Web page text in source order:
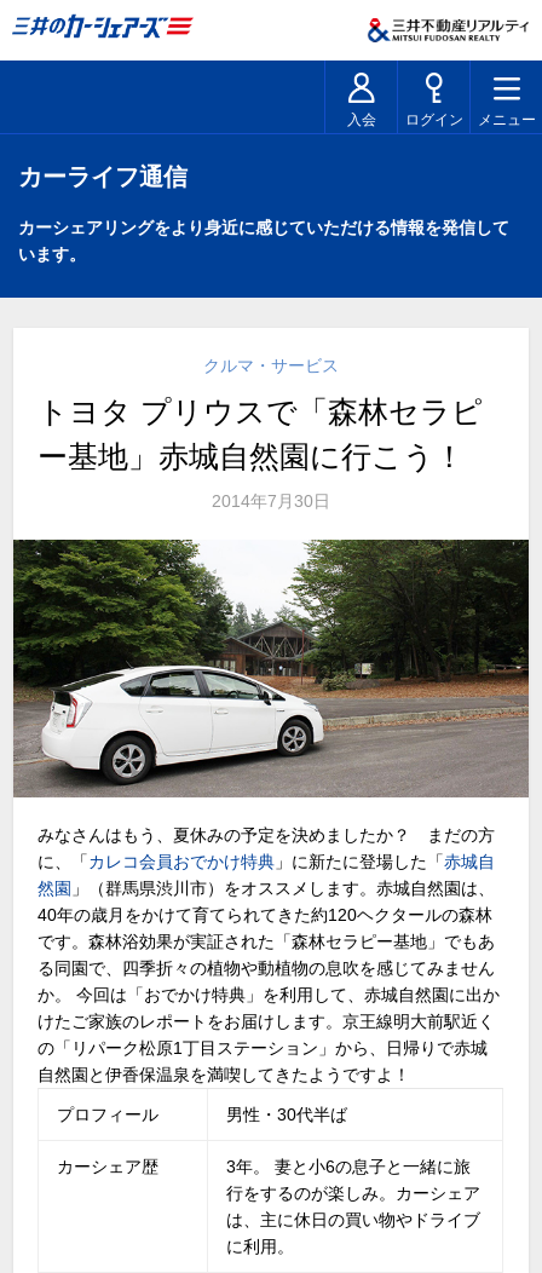
入会 ログイン メニュー
カーライフ通信
カーシェアリングをより身近に感じていただける情報を発信して
います。
クルマ・サービス
トヨタ プリウスで「森林セラピ
ー基地」赤城自然園に行こう！
2014年7月30日
みなさんはもう、夏休みの予定を決めましたか？ まだの方
に、「カレコ会員おでかけ特典 」に新たに登場した「赤城自
然園 」（群馬県渋川市）をオススメします。赤城自然園は、
40年の歳月をかけて育てられてきた約120ヘクタールの森林
です。森林浴効果が実証された「森林セラピー基地」でもあ
る同園で、四季折々の植物や動植物の息吹を感じてみません
か。 今回は「おでかけ特典」を利用して、赤城自然園に出か
けたご家族のレポートをお届けします。京王線明大前駅近く
の「リパーク松原1丁目ステーション」から、日帰りで赤城
自然園と伊香保温泉を満喫してきたようですよ！
プロフィール 男性・30代半ば
カーシェア歴
3年。 妻と小6の息子と一緒に旅
行をするのが楽しみ。カーシェア
は、主に休日の買い物やドライブ
に利用。